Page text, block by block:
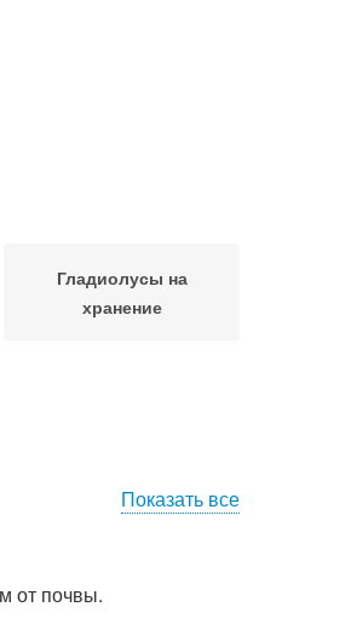
Гладиолусы на
хранение
Показать все
от почвы.